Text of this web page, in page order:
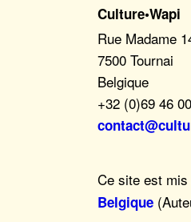
Culture•Wapi
Rue Madame
7500 Tournai
Belgique
+32 (0)69 46
Ce site est
Belgique